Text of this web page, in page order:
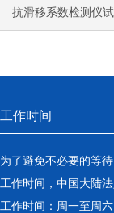
抗滑移系数检测仪
工作时间
为了避免不必要的等
工作时间，中国大陆法
工作时间：周一至周